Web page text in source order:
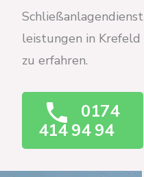
Schließanlagendienst
leistungen in Krefeld
zu erfahren.
0174
414 94 94